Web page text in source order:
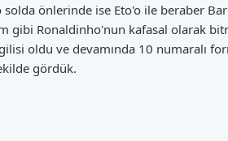
önlerinde ise Eto'o ile beraber
gibi Ronaldinho'nun kafasal olarak
oldu ve devamında 10 numaralı
gördük.